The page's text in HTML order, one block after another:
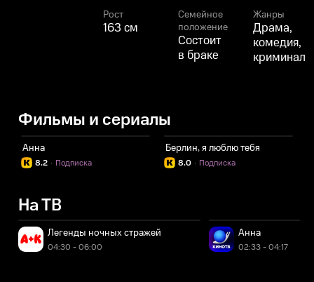
Рост
163 см
Семейное
положение
Состоит
в браке
Жанры
Драма,
комедия,
криминал
Фильмы и сериалы
Анна
8.2 Подписка
·
Берлин, я люблю тебя
8.0 Подписка
·
На ТВ
Легенды ночных стражей
04:30 - 06:00
Анна
02:33 - 04:17